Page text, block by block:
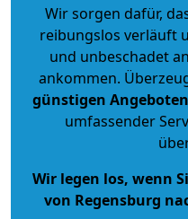
Wir sorgen dafür,
reibungslos verläuft
und unbeschadet
ankommen.
günstigen
umfassender
Wir legen los, wenn
von Regensburg